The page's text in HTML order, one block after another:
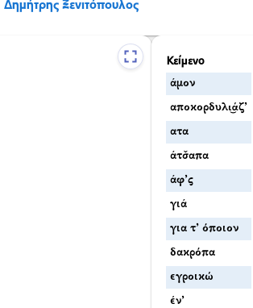
Δημήτρης Ξενιτόπουλος
Κείμενο
άμον
αποκορδυλι͜άζ’
ατα
άτσ̌απα
άφ’ς
γιά
για τ’ όποιον
δακρόπα
εγροικώ
έν’